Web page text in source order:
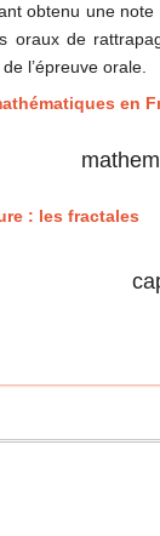
obtenu une
oraux de
l’épreuve orale.
en
: les fractales